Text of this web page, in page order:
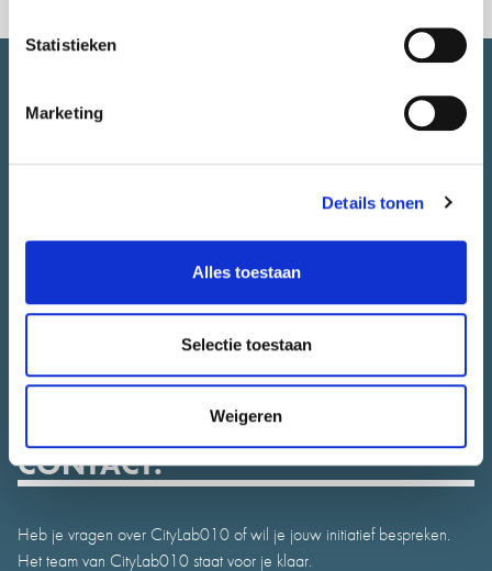
Statistieken
Marketing
Details tonen
Alles toestaan
Selectie toestaan
Weigeren
Over CityLab010
Alle initiatieven
Agenda
Juryrapport
CONTACT.
Heb je vragen over CityLab010 of wil je jouw initiatief bespreken.
Het team van CityLab010 staat voor je klaar.